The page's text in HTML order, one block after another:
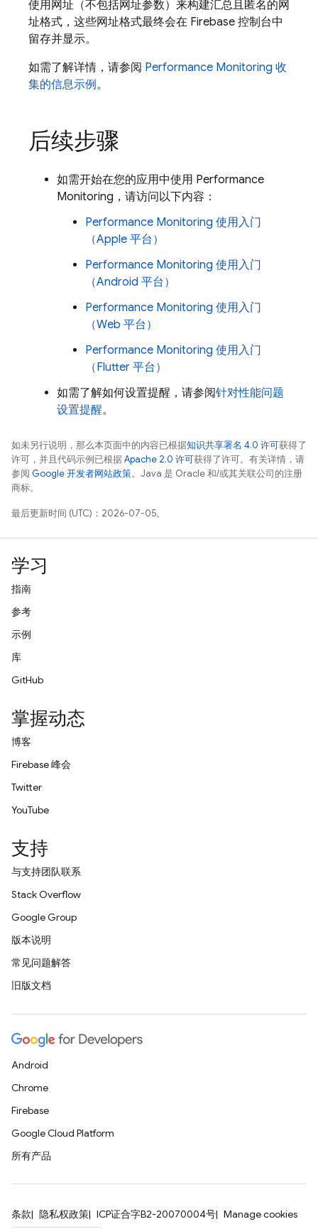
使用网址（不包括网址参数）来构建汇总且匿名的网
址格式，这些网址格式最终会在 Firebase 控制台中
留存并显示。
如需了解详情，请参阅 Performance Monitoring 收
集的信息示例。
后续步骤
如需开始在您的应用中使用 Performance
Monitoring ，请访问以下内容：
Performance Monitoring 使用入门
（Apple 平台）
Performance Monitoring 使用入门
（Android 平台）
Performance Monitoring 使用入门
（Web 平台）
Performance Monitoring 使用入门
（Flutter 平台）
如需了解如何设置提醒，请参阅针对性能问题
设置提醒。
如未另行说明，那么本页面中的内容已根据知识共享署名 4.0 许可获得了
许可，并且代码示例已根据Apache 2.0 许可获得了许可。有关详情，请
参阅 Google 开发者网站政策。Java 是 Oracle 和/或其关联公司的注册
商标。
最后更新时间 (UTC)：2026-07-05。
学习
指南
参考
示例
库
GitHub
掌握动态
博客
Firebase 峰会
Twitter
YouTube
支持
与支持团队联系
Stack Overflow
Google Group
版本说明
常见问题解答
旧版文档
Android
Chrome
Firebase
Google Cloud Platform
所有产品
条款 隐私权政策 ICP证合字B2-20070004号 Manage cookies